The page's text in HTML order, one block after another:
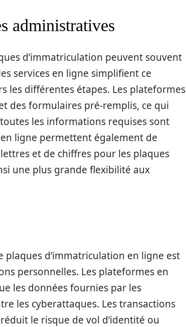
administratives
d’immatriculation peuvent souvent
services en ligne simplifient ce
les différentes étapes. Les plateformes
des formulaires pré-remplis, ce qui
les informations requises sont
ligne permettent également de
et de chiffres pour les plaques
une plus grande flexibilité aux
d’immatriculation en ligne est
personnelles. Les plateformes en
les données fournies par les
les cyberattaques. Les transactions
le risque de vol d’identité ou